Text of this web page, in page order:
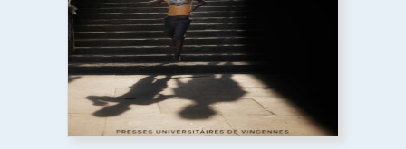
lien
« enfance(s) » et individualité ?
Comment penser à la fois l’enfant comme «
acteur », et comme marqué par les inégalités
sociales ? La question est à la fois scientifique et
politique, donnant à penser sur la place des